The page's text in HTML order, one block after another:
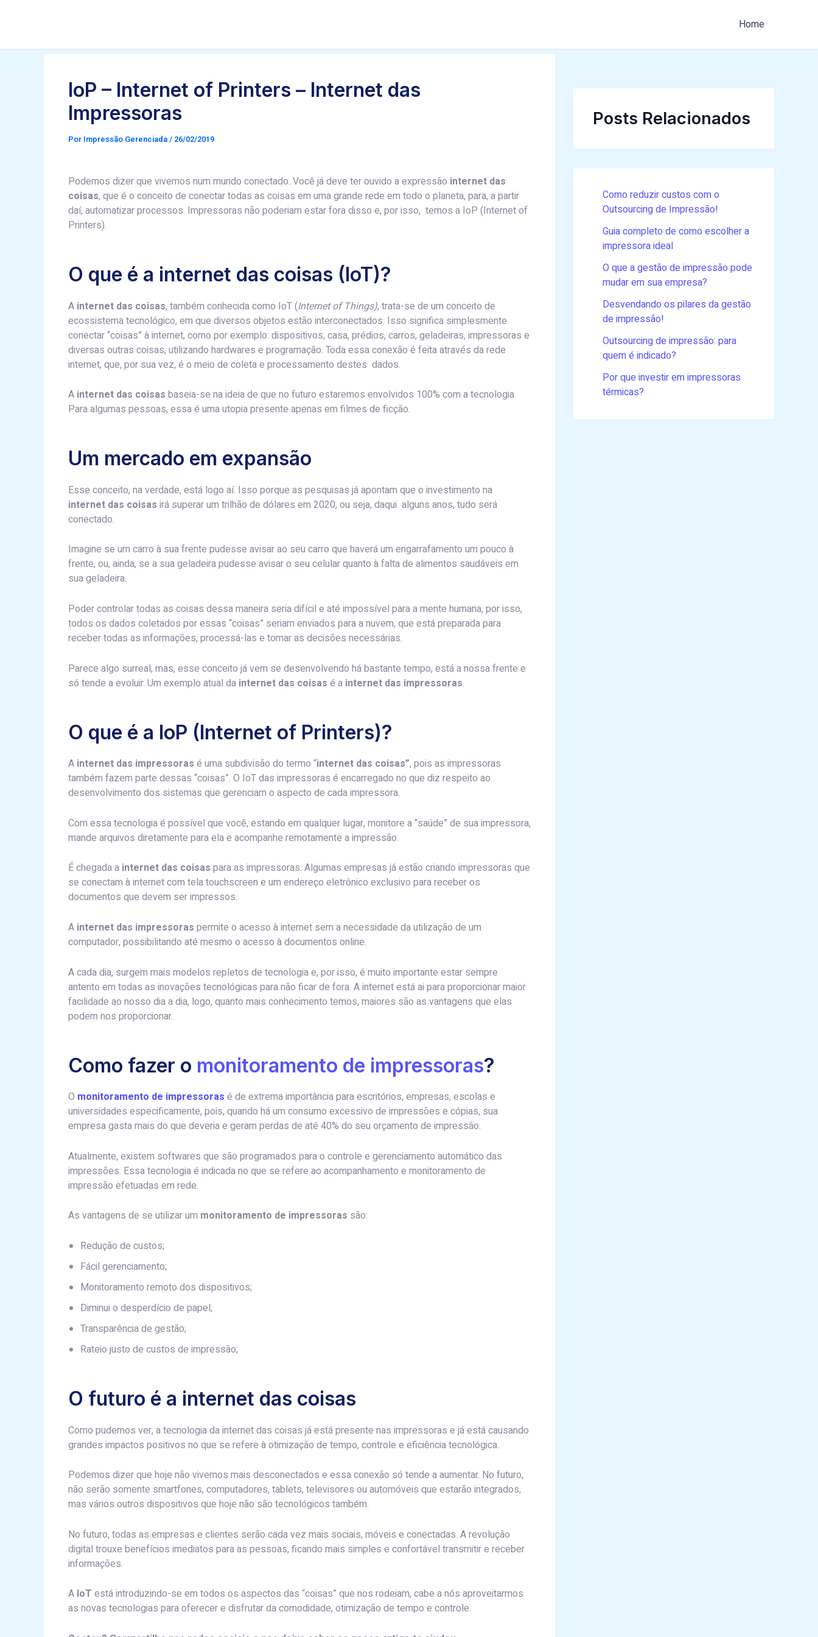
conteúdo
Home
IoP – Internet of Printers – Internet das
Impressoras
Por Impressão Gerenciada/ 26/02/2019
Podemos dizer que vivemos num mundo conectado. Você já deve ter ouvido a expressão internet das
coisas, que é o conceito de conectar todas as coisas em uma grande rede em todo o planeta, para, a partir
daí, automatizar processos. Impressoras não poderiam estar fora disso e, por isso, temos a IoP (Internet of
Printers).
O que é a internet das coisas (IoT)?
A internet das coisas, também conhecida como IoT (Internet of Things), trata-se de um conceito de
ecossistema tecnológico, em que diversos objetos estão interconectados. Isso significa simplesmente
conectar “coisas” à internet, como por exemplo: dispositivos, casa, prédios, carros, geladeiras, impressoras e
diversas outras coisas, utilizando hardwares e programação. Toda essa conexão é feita através da rede
internet, que, por sua vez, é o meio de coleta e processamento destes dados.
A internet das coisas baseia-se na ideia de que no futuro estaremos envolvidos 100% com a tecnologia.
Para algumas pessoas, essa é uma utopia presente apenas em filmes de ficção.
Um mercado em expansão
Esse conceito, na verdade, está logo aí. Isso porque as pesquisas já apontam que o investimento na
internet das coisas irá superar um trilhão de dólares em 2020, ou seja, daqui alguns anos, tudo será
conectado.
Imagine se um carro à sua frente pudesse avisar ao seu carro que haverá um engarrafamento um pouco à
frente, ou, ainda, se a sua geladeira pudesse avisar o seu celular quanto à falta de alimentos saudáveis em
sua geladeira.
Poder controlar todas as coisas dessa maneira seria difícil e até impossível para a mente humana, por isso,
todos os dados coletados por essas “coisas” seriam enviados para a nuvem, que está preparada para
receber todas as informações, processá-las e tomar as decisões necessárias.
Parece algo surreal, mas, esse conceito já vem se desenvolvendo há bastante tempo, está a nossa frente e
só tende a evoluir. Um exemplo atual da internet das coisas é a internet das impressoras.
O que é a IoP (Internet of Printers)?
A internet das impressoras é uma subdivisão do termo “internet das coisas”, pois as impressoras
também fazem parte dessas “coisas”. O IoT das impressoras é encarregado no que diz respeito ao
desenvolvimento dos sistemas que gerenciam o aspecto de cada impressora.
Com essa tecnologia é possível que você, estando em qualquer lugar, monitore a “saúde” de sua impressora,
mande arquivos diretamente para ela e acompanhe remotamente a impressão.
É chegada a internet das coisas para as impressoras. Algumas empresas já estão criando impressoras que
se conectam à internet com tela touchscreen e um endereço eletrônico exclusivo para receber os
documentos que devem ser impressos.
A internet das impressoras permite o acesso à internet sem a necessidade da utilização de um
computador, possibilitando até mesmo o acesso à documentos online.
A cada dia, surgem mais modelos repletos de tecnologia e, por isso, é muito importante estar sempre
antento em todas as inovações tecnológicas para não ficar de fora. A internet está ai para proporcionar maior
facilidade ao nosso dia a dia, logo, quanto mais conhecimento temos, maiores são as vantagens que elas
podem nos proporcionar.
Como fazer o monitoramento de impressoras?
O monitoramento de impressoras é de extrema importância para escritórios, empresas, escolas e
universidades especificamente, pois, quando há um consumo excessivo de impressões e cópias, sua
empresa gasta mais do que deveria e geram perdas de até 40% do seu orçamento de impressão.
Atualmente, existem softwares que são programados para o controle e gerenciamento automático das
impressões. Essa tecnologia é indicada no que se refere ao acompanhamento e monitoramento de
impressão efetuadas em rede.
As vantagens de se utilizar um monitoramento de impressoras são:
Redução de custos;
Fácil gerenciamento;
Monitoramento remoto dos dispositivos;
Diminui o desperdício de papel;
Transparência de gestão;
Rateio justo de custos de impressão;
O futuro é a internet das coisas
Como pudemos ver, a tecnologia da internet das coisas já está presente nas impressoras e já está causando
grandes impactos positivos no que se refere à otimização de tempo, controle e eficiência tecnológica.
Podemos dizer que hoje não vivemos mais desconectados e essa conexão só tende a aumentar. No futuro,
não serão somente smartfones, computadores, tablets, televisores ou automóveis que estarão integrados,
mas vários outros dispositivos que hoje não são tecnológicos também.
No futuro, todas as empresas e clientes serão cada vez mais sociais, móveis e conectadas. A revolução
digital trouxe benefícios imediatos para as pessoas, ficando mais simples e confortável transmitir e receber
informações.
A IoT está introduzindo-se em todos os aspectos das “coisas” que nos rodeiam, cabe a nós aproveitarmos
as novas tecnologias para oferecer e disfrutar da comodidade, otimização de tempo e controle.
Posts Relacionados
Como reduzir custos com o
Outsourcing de Impressão!
Guia completo de como escolher a
impressora ideal
O que a gestão de impressão pode
mudar em sua empresa?
Desvendando os pilares da gestão
de impressão!
Outsourcing de impressão: para
quem é indicado?
Por que investir em impressoras
térmicas?